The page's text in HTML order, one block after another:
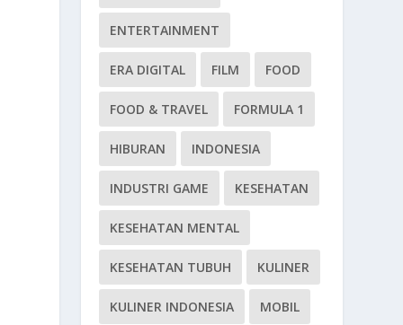
ENTERTAINMENT
ERA DIGITAL FILM FOOD
FOOD & TRAVEL FORMULA 1
HIBURAN INDONESIA
INDUSTRI GAME KESEHATAN
KESEHATAN MENTAL
KESEHATAN TUBUH KULINER
KULINER INDONESIA MOBIL